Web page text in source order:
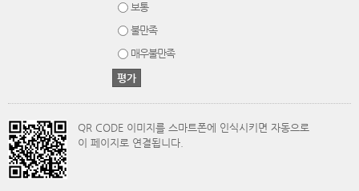
보통
불만족
매우불만족
QR CODE 이미지를 스마트폰에 인식시키면 자동으로
이 페이지로 연결됩니다.